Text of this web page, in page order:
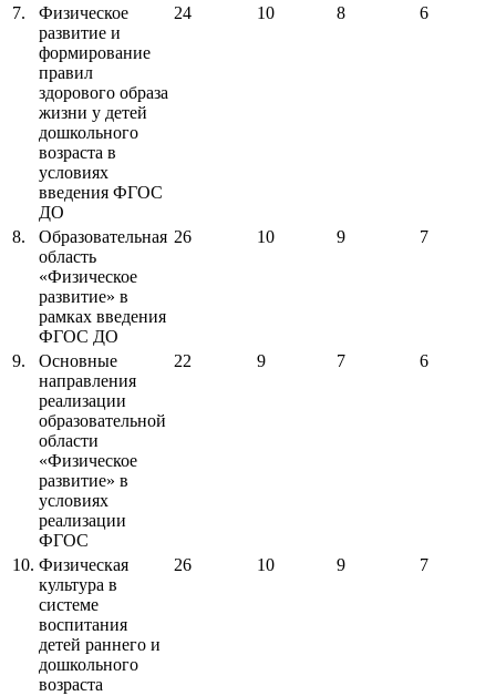
7.
Физическое
развитие и
формирование
правил
здорового образа
жизни у детей
дошкольного
возраста в
условиях
введения ФГОС
ДО
24 10 8 6
8.
Образовательная
область
«Физическое
развитие» в
рамках введения
ФГОС ДО
26 10 9 7
9.
Основные
направления
реализации
образовательной
области
«Физическое
развитие» в
условиях
реализации
ФГОС
22 9 7 6
10. Физическая
культура в
системе
воспитания
детей раннего и
дошкольного
возраста
26 10 9 7